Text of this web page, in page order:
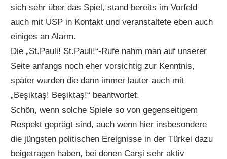
sich sehr über das Spiel, stand bereits im Vorfeld
auch mit USP in Kontakt und veranstaltete eben auch
einiges an Alarm.
Die „St.Pauli! St.Pauli!“-Rufe nahm man auf unserer
Seite anfangs noch eher vorsichtig zur Kenntnis,
später wurden die dann immer lauter auch mit
„Beşiktaş! Beşiktaş!“ beantwortet.
Schön, wenn solche Spiele so von gegenseitigem
Respekt geprägt sind, auch wenn hier insbesondere
die jüngsten politischen Ereignisse in der Türkei dazu
beigetragen haben, bei denen Carşi sehr aktiv